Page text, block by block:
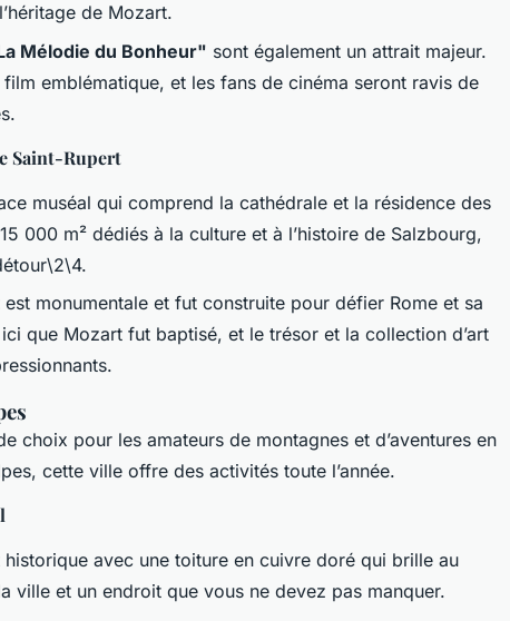
de Mozart.
Mélodie du Bonheur" sont également un attrait majeur.
emblématique, et les fans de cinéma seront ravis de
Saint-Rupert
muséal qui comprend la cathédrale et la résidence des
000 m² dédiés à la culture et à l’histoire de Salzbourg,
est monumentale et fut construite pour défier Rome et sa
ici que Mozart fut baptisé, et le trésor et la collection d’art
choix pour les amateurs de montagnes et d’aventures en
cette ville offre des activités toute l’année.
historique avec une toiture en cuivre doré qui brille au
ville et un endroit que vous ne devez pas manquer.